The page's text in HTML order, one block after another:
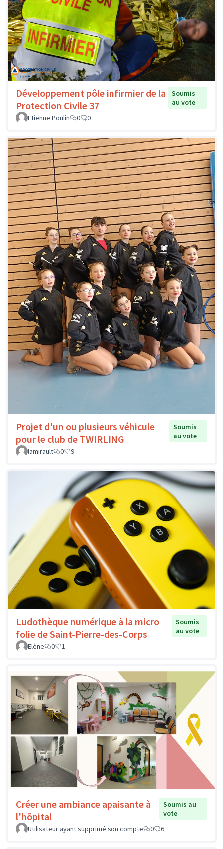
Développement pôle infirmier de la
Protection Civile 37
Soumis
au vote
Etienne Poulin
0 0
Projet d'un ou plusieurs véhicule
pour le club de TWIRLING
Soumis
au vote
lamirault
0 9
Ludothèque numérique à la micro
folie de Saint-Pierre-des-Corps
Soumis
au vote
Elène
0 1
Créer une ambiance apaisante à
l'hôpital
Soumis au
vote
Utilisateur ayant supprimé son compte
0 6